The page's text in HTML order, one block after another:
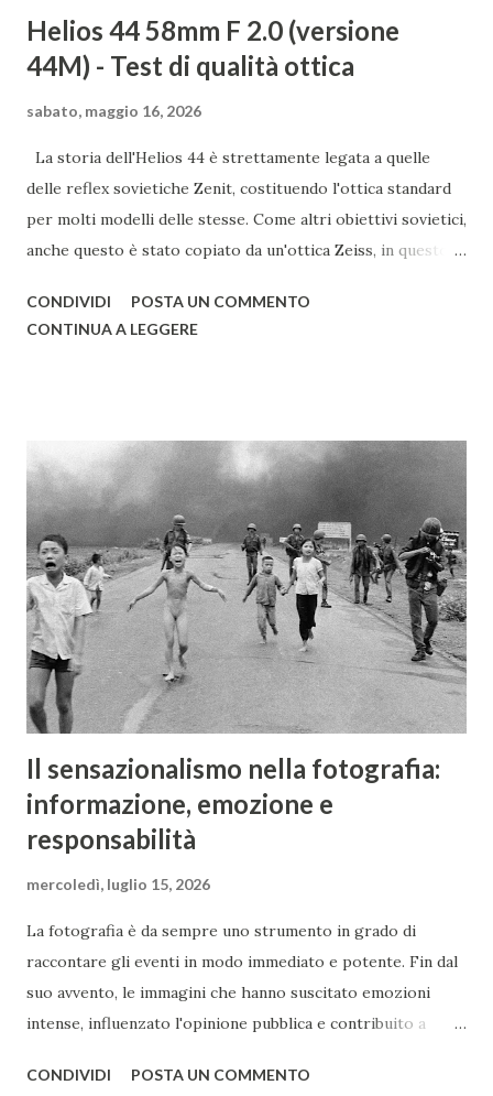
Helios 44 58mm F 2.0 (versione
44M) - Test di qualità ottica
sabato, maggio 16, 2026
La storia dell'Helios 44 è strettamente legata a quelle
delle reflex sovietiche Zenit, costituendo l'ottica standard
per molti modelli delle stesse. Come altri obiettivi sovietici,
anche questo è stato copiato da un'ottica Zeiss, in questo
KMZ, l'Helios 44 continuò a essere prodotto, anche in altri
innesto a vite con filettatura M39, identica a quella Leica, ma
tiraggio più lungo, pari a quello dell'innesto M42. Questi
obiettivi sono piuttosto ricercati dai collezionisti e dagli
amanti del bokeh, anche per via del diaframma con 13
lamelle (nelle versioni successive verranno diminuite). Le
differenze tra i vari Helios 44 successivi, identificati da
lettere e numeri...
CONDIVIDI
POSTA UN COMMENTO
CONTINUA A LEGGERE
Il sensazionalismo nella fotografia:
informazione, emozione e
responsabilità
mercoledì, luglio 15, 2026
La fotografia è da sempre uno strumento in grado di
raccontare gli eventi in modo immediato e potente. Fin dal
suo avvento, le immagini che hanno suscitato emozioni
intense, influenzato l'opinione pubblica e contribuito a
susseguite senza sosta. Le reazioni emotive del pubblico
CONDIVIDI
POSTA UN COMMENTO